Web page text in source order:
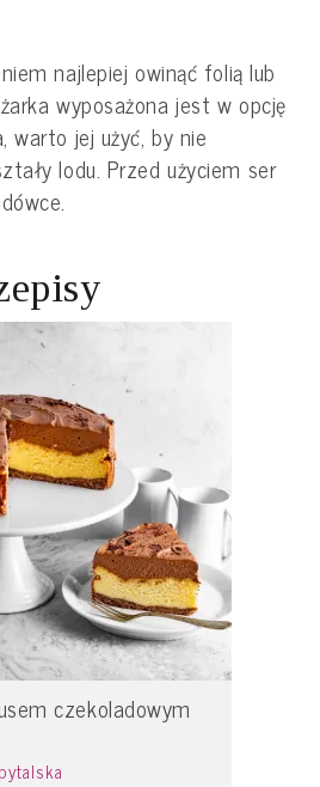
najlepiej owinąć folią lub
wyposażona jest w opcję
warto jej użyć, by nie
lodu. Przed użyciem ser
czekoladowym